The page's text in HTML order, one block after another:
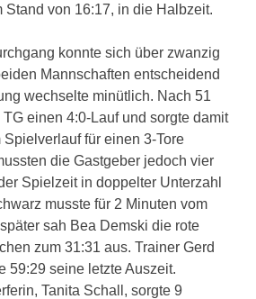
Stand von 16:17, in die Halbzeit.
konnte sich über zwanzig
Mannschaften entscheidend
wechselte minütlich. Nach 51
einen 4:0-Lauf und sorgte damit
für einen 3-Tore
die Gastgeber jedoch vier
Spielzeit in doppelter Unterzahl
musste für 2 Minuten vom
sah Bea Demski die rote
zum 31:31 aus. Trainer Gerd
59:29 seine letzte Auszeit.
Tanita Schall, sorgte 9